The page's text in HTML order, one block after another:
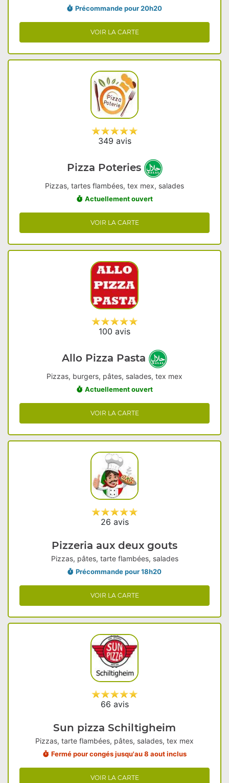
Précommande pour 20h20
VOIR LA CARTE
349 avis
Pizza Poteries
Pizzas, tartes flambées, tex mex, salades
Actuellement ouvert
VOIR LA CARTE
100 avis
Allo Pizza Pasta
Pizzas, burgers, pâtes, salades, tex mex
Actuellement ouvert
VOIR LA CARTE
26 avis
Pizzeria aux deux gouts
Pizzas, pâtes, tarte flambées, salades
Précommande pour 18h20
VOIR LA CARTE
66 avis
Sun pizza Schiltigheim
Pizzas, tarte flambées, pâtes, salades, tex mex
Fermé pour congés jusqu'au 8 aout inclus
VOIR LA CARTE